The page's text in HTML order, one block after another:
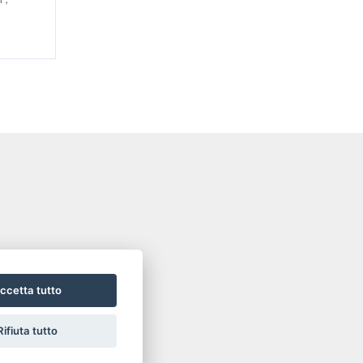
tutto
tutto